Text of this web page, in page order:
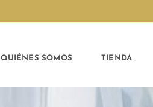
QUIÉNES SOMOS TIENDA